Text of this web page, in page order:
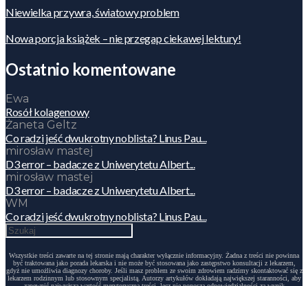
Niewielka przywra, światowy problem
Nowa porcja książek – nie przegap ciekawej lektury!
Ostatnio komentowane
Ewa
Rosół kolagenowy
Żaneta Geltz
Co radzi jeść dwukrotny noblista? Linus Pau...
mirosław mastej
D3 error – badacze z Uniwerytetu Albert...
mirosław mastej
D3 error – badacze z Uniwerytetu Albert...
WM
Co radzi jeść dwukrotny noblista? Linus Pau...
Wszystkie treści zawarte na tej stronie mają charakter wyłącznie informacyjny. Żadna z treści nie powinna
być traktowana jako porada lekarska i nie może być stosowana jako zastępstwo konsultacji z lekarzem,
gdyż nie umożliwia diagnozy choroby. Jeśli masz problem ze swoim zdrowiem radzimy skontaktować się z
lekarzem rodzinnym lub stosownym specjalistą. Autorzy artykułów dokładają największej staranności, aby